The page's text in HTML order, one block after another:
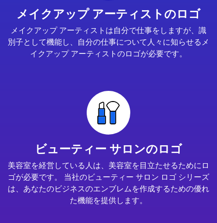
メイクアップ アーティストのロゴ
メイクアップ アーティストは自分で仕事をしますが、識
別子として機能し、自分の仕事について人々に知らせるメ
イクアップ アーティストのロゴが必要です。
ビューティー サロンのロゴ
美容室を経営している人は、美容室を目立たせるためにロ
ゴが必要です。 当社のビューティー サロン ロゴ シリーズ
は、あなたのビジネスのエンブレムを作成するための優れ
た機能を提供します。